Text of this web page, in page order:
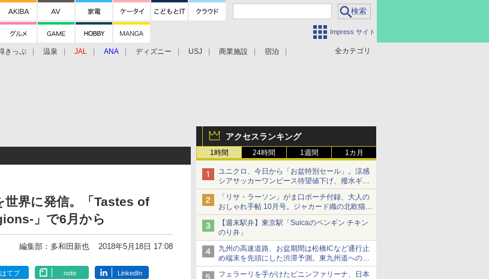
Impress サイト
全カテゴリ
きっぷ 温泉 JAL ANA ディズニー USJ 商業施設 宿泊
アクセスランキング
1時間 24時間 1週間 1カ月
ユニクロ、今日から「お盆特別セール」。涼感
シアサッカーワンピース待望値下げ、撥水ギア
ショーツは1990円に
「リサ・ラーソン」がま口ポーチ付録、大人の
おしゃれ手帖 10月号。ジャカード織の北欧猫デ
ザイン
【週末駅弁】東京駅「Suicaのペンギン チキン
のり弁」
九州の高速道路、お盆期間は松橋ICなど通行止
め端末を先頭にした渋滞予測。東九州道への迂
回は料金調整を実施
フェラーリを手がけたピニンファリーナ、日本
世界に発信。「Tastes of
」で6月から
編集部：多和田新也 2018年5月18日 17:08
はてブ note LinkedIn